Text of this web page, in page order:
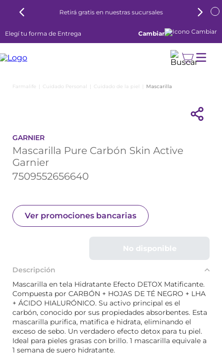
Retirá gratis en nuestras sucursales
Elegí tu forma de Entrega Cambiar
Cuidado Personal Cuidado de la piel Mascarilla
GARNIER
Mascarilla Pure Carbón Skin Active
Garnier
7509552656640
Ver promociones bancarias
No disponible
Descripción
Mascarilla en tela Hidratante Efecto DETOX Matificante.
Compuesta por CARBÓN + HOJAS DE TÉ NEGRO + LHA
+ ÁCIDO HIALURÓNICO. Su activo principal es el
carbón, conocido por sus propiedades absorbentes. Esta
mascarilla purifica, matifica e hidrata, eliminando el
exceso de sebo. Un verdadero efecto detox para tu piel.
Ideal para pieles grasas con brillo. 1 mascarilla equivale a
1 semana de suero hidratante.